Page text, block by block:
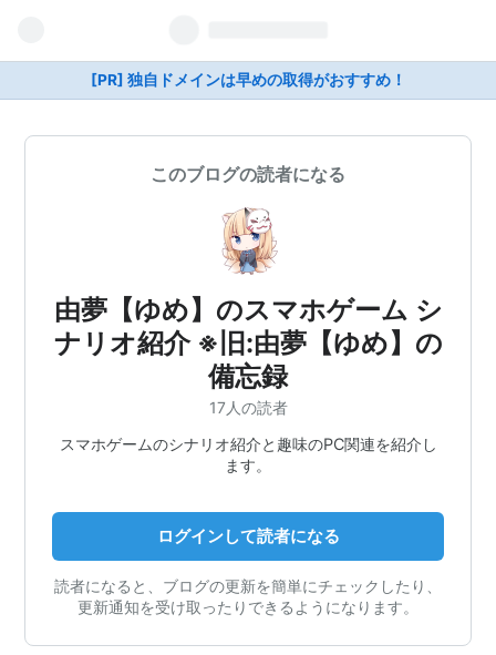
[PR] 独自ドメインは早めの取得がおすすめ！
このブログの読者になる
由夢【ゆめ】のスマホゲーム シ
ナリオ紹介 ※旧:由夢【ゆめ】の
備忘録
17人の読者
スマホゲームのシナリオ紹介と趣味のPC関連を紹介し
ます。
ログインして読者になる
読者になると、ブログの更新を簡単にチェックしたり、
更新通知を受け取ったりできるようになります。